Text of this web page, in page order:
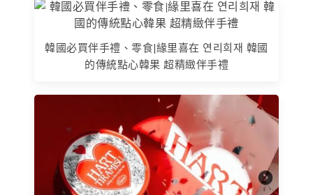
韓國必買伴手禮、零食|緣里喜在 연리희재 韓國
的傳統點心韓果 超精緻伴手禮